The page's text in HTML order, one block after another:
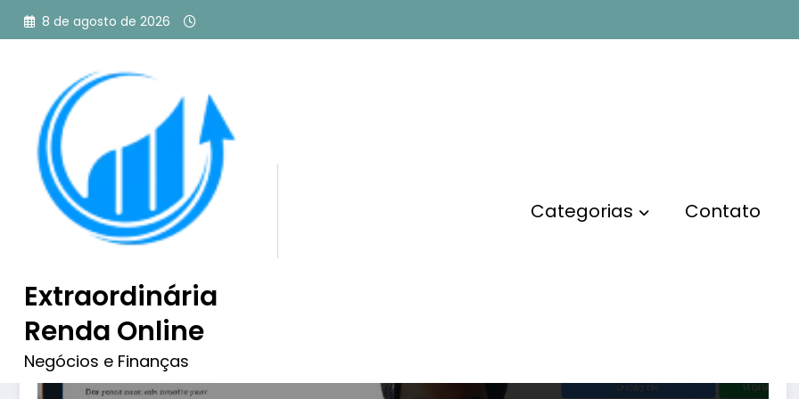
Pular
para
8 de agosto de 2026
Extraordinária
Renda Online
Negócios e Finanças
Categorias Contato
Tag: como anunciar no google ads